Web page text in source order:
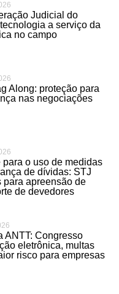
Judicial do
a serviço da
no campo
Along: proteção para
nas negociações
para o uso de medidas
de dívidas: STJ
para apreensão de
de devedores
ANTT: Congresso
eletrônica, multas
risco para empresas